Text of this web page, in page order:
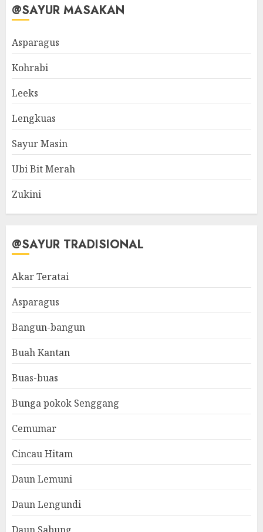
@SAYUR MASAKAN
Asparagus
Kohrabi
Leeks
Lengkuas
Sayur Masin
Ubi Bit Merah
Zukini
@SAYUR TRADISIONAL
Akar Teratai
Asparagus
Bangun-bangun
Buah Kantan
Buas-buas
Bunga pokok Senggang
Cemumar
Cincau Hitam
Daun Lemuni
Daun Lengundi